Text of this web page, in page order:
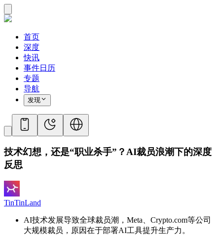
首页
深度
快讯
事件日历
专题
导航
发现
技术幻想，还是“职业杀手”？AI裁员浪潮下的深度
反思
TinTinLand
AI技术发展导致全球裁员潮，Meta、Crypto.com等公司
大规模裁员，原因在于部署AI工具提升生产力。